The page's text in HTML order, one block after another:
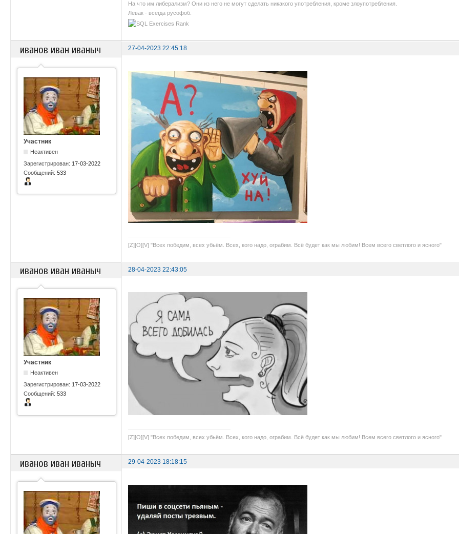
На что им либерализм? Они из него не могут сделать никакого употребления, кроме злоупотребления.
Левак - всегда русофоб.
иванов иван иваныч 27-04-2023 22:45:18
Участник
Неактивен
Зарегистрирован: 17-03-2022
Сообщений:533
[Z][O][V] "Всех победим, всех убьём. Всех, кого надо, ограбим. Всё будет как мы любим! Всем всего светлого и ясного"
иванов иван иваныч 28-04-2023 22:43:05
Участник
Неактивен
Зарегистрирован: 17-03-2022
Сообщений:533
[Z][O][V] "Всех победим, всех убьём. Всех, кого надо, ограбим. Всё будет как мы любим! Всем всего светлого и ясного"
иванов иван иваныч 29-04-2023 18:18:15